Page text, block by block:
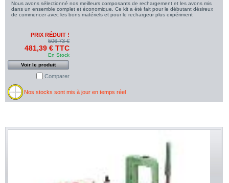
Nous avons sélectionné nos meilleurs composants de rechargement et les avons mis
dans un ensemble complet et économique. Ce kit a été fait pour le débutant désireux
de commencer avec les bons matériels et pour le rechargeur plus expériment
PRIX RÉDUIT !
506,73 €
481,39 € TTC
En Stock
Voir le produit
Comparer
Nos stocks sont mis à jour en temps réel